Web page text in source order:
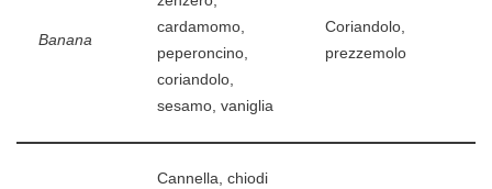
Banana
cardamomo,
peperoncino,
coriandolo,
sesamo, vaniglia
Coriandolo,
prezzemolo
Cannella, chiodi